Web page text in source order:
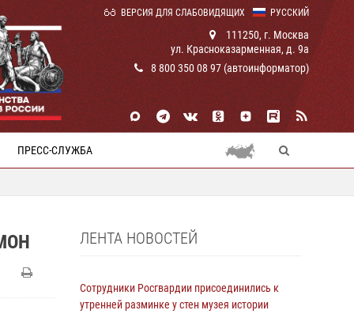
РУССКИЙ
ВЕРСИЯ ДЛЯ СЛАБОВИДЯЩИХ
111250, г. Москва
ул. Красноказарменная, д. 9а
8 800 350 08 97 (автоинформатор)
ПРЕСС-СЛУЖБА
ЛЕНТА НОВОСТЕЙ
Сотрудники Росгвардии присоединились к
утренней разминке у стен музея истории